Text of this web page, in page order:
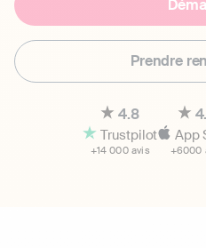
Prendre
4.8
Trustpilot
+14 000 avis
App
+6000